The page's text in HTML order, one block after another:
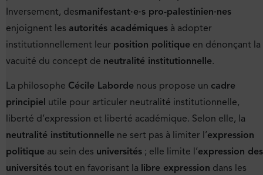
Inversement, desmanifestant·e·s pro-palestinien·nes
enjoignent les autorités académiques à adopter
institutionnellement leur position politique en dénonçant la
vacuité du concept de neutralité institutionnelle.
La philosophe Cécile Laborde nous propose un cadre
principiel utile pour articuler neutralité institutionnelle,
liberté d’expression et liberté académique. Selon elle, la
neutralité institutionnelle ne sert pas à limiter l’expression
politique au sein des universités ; elle limite l’expression des
universités tout en favorisant la libre expression dans les